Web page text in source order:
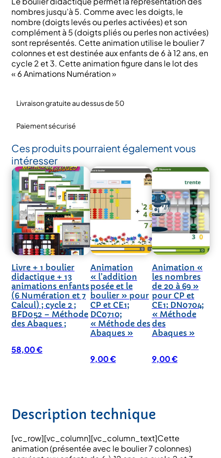
les
nombres
de
100
à
1000
»
pour
et
DN0706
nombres jusqu’à 5. Comme avec les doigts, le
nombre (doigts levés ou perles activées) et son
complément à 5 (doigts pliés ou perles non activées)
sont représentés. Cette animation utilise le boulier 7
colonnes et est destinée aux enfants de 6 à 12 ans, en
cycle 2 et 3. Cette animation figure dans le lot des
« 6 Animations Numération »
Livraison gratuite au dessus de 50
Paiement sécurisé
Ces produits pourraient également vous
intéresser
Livre + 1 boulier
didactique + 13
animations enfants
(6 Numération et 7
Calcul) ; cycle 2 ;
BFD052 – Méthode
des Abaques ;
58,00€
Animation
« l’addition
posée et le
boulier » pour
CP et CE1;
DC0710;
« Méthode des
Abaques »
9,00€
Animation «
les nombres
de 20 à 69 »
pour CP et
CE1; DN0704;
« Méthode
des
Abaques »
9,00€
Description technique
[vc_row][vc_column][vc_column_text]Cette
animation (présentée avec le boulier 7 colonnes)